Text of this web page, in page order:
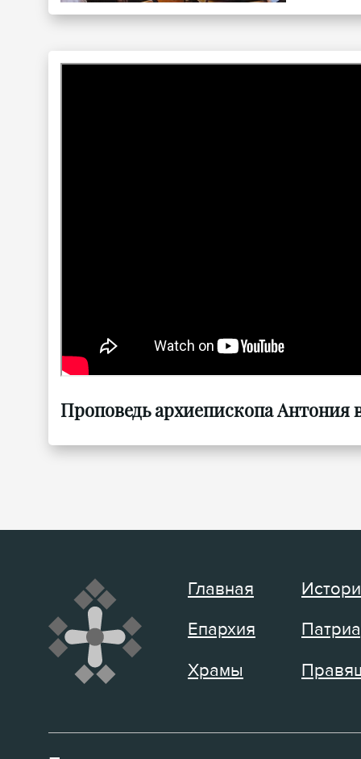
Проповедь архиепископа Антония
Главная
Епархия
Храмы